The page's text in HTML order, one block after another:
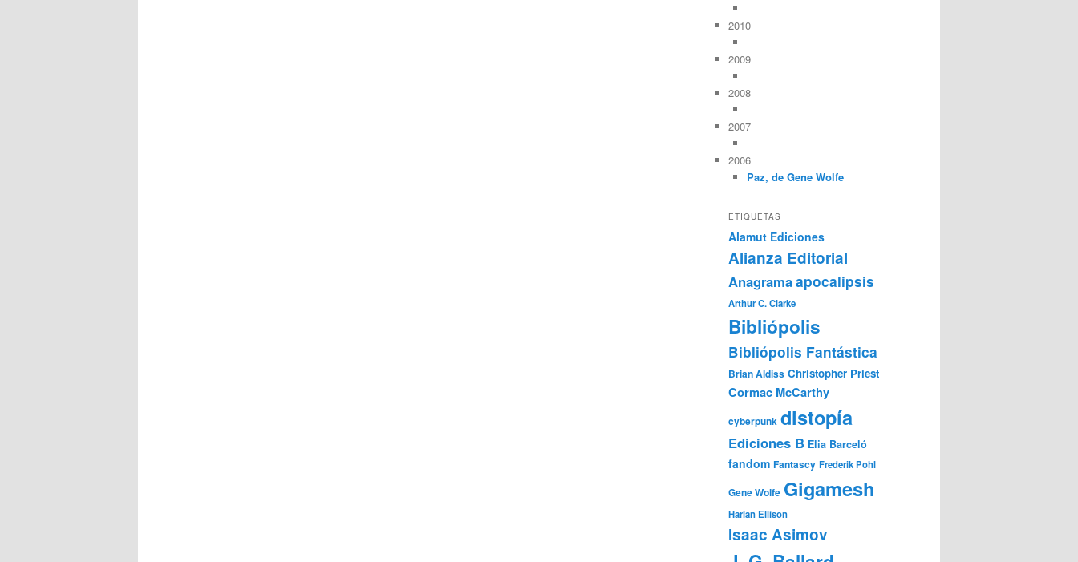
2010
2009
2008
2007
2006
Paz, de Gene Wolfe
ETIQUETAS
Alamut Ediciones
Alianza Editorial
Anagramaapocalipsis
Arthur C. Clarke
Bibliópolis
Bibliópolis Fantástica
Brian Aldiss Christopher Priest
Cormac McCarthy
cyberpunk distopía
Ediciones B Elia Barceló
fandom Fantascy Frederik Pohl
Gene Wolfe Gigamesh
Harlan Ellison
Isaac Asimov